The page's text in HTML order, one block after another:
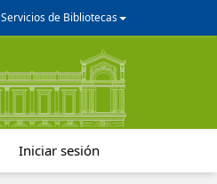
Servicios de Bibliotecas
Iniciar sesión